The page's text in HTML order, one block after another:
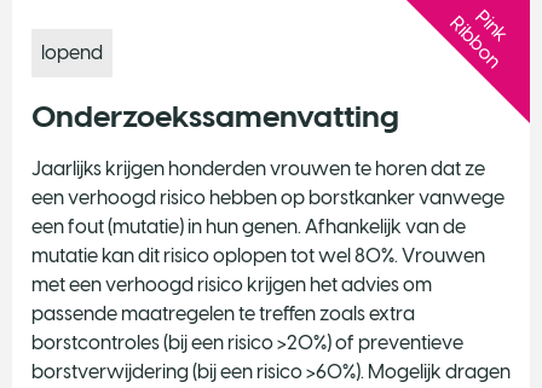
P
i
n
k
R
i
b
b
o
n
lopend
Onderzoekssamenvatting
Jaarlijks krijgen honderden vrouwen te horen dat ze
een verhoogd risico hebben op borstkanker vanwege
een fout (mutatie) in hun genen. Afhankelijk van de
mutatie kan dit risico oplopen tot wel 80%. Vrouwen
met een verhoogd risico krijgen het advies om
passende maatregelen te treffen zoals extra
borstcontroles (bij een risico >20%) of preventieve
borstverwijdering (bij een risico >60%). Mogelijk dragen